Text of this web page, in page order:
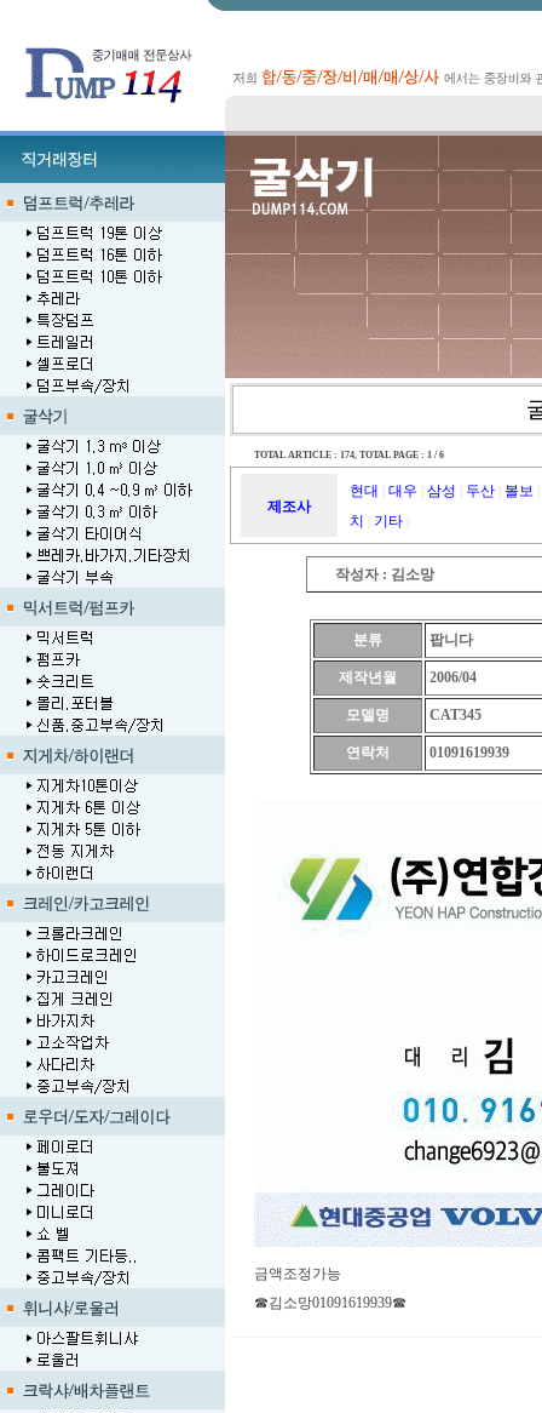
TOTAL ARTICLE : 174, TOTAL PAGE : 1 / 6
제조사
현대 대우 삼성 두산 볼보
치 기타
작성자 : 김소망
분류 팝니다
제작년월 2006/04
모델명 CAT345
연락처 01091619939
금액조정가능
☎김소망01091619939☎